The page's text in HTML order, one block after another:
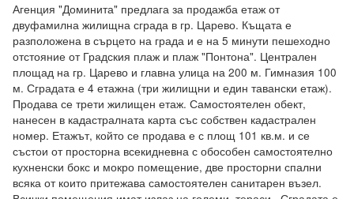
Агенция "Доминита" предлага за продажба етаж от
двуфамилна жилищна сграда в гр. Царево. Къщата е
разположена в сърцето на града и е на 5 минути пешеходно
отстояние от Градския плаж и плаж "Понтона". Централен
площад на гр. Царево и главна улица на 200 м. Гимназия 100
м. Сградата е 4 етажна (три жилищни и един тавански етаж).
Продава се трети жилищен етаж. Самостоятелен обект,
нанесен в кадастралната карта със собствен кадастрален
номер. Етажът, който се продава е с площ 101 кв.м. и се
състои от просторна всекидневна с обособен самостоятелно
кухненски бокс и мокро помещение, две просторни спални
всяка от които притежава самостоятелен санитарен възел.